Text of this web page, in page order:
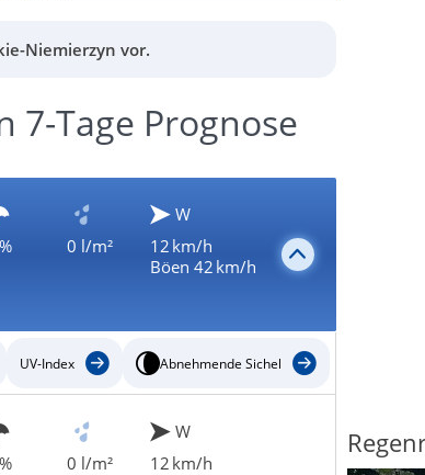
Niemierzyn vor.
7-Tage Prognose
0 l/m²
W
12 km/h
Böen 42 km/h
UV-Index Abnehmende Sichel
0 l/m²
W
12 km/h